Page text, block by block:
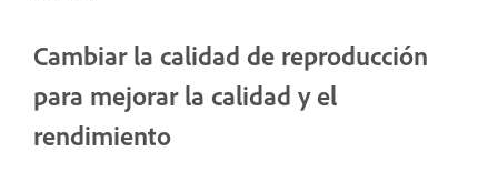
Cambiar la calidad de reproducción
para mejorar la calidad y el
rendimiento